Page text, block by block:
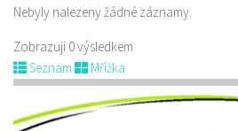
Nebyly nalezeny žádné záznamy.
Zobrazuji 0 výsledkem
Seznam
Mřížka